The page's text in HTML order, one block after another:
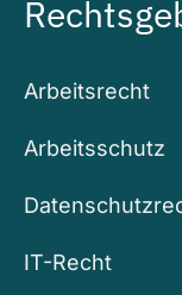
Arbeitsrecht
Arbeitsschutz
IT-Recht